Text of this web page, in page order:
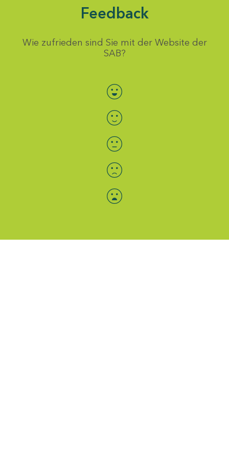
Feedback
Wie zufrieden sind Sie mit der Website der
SAB?
Bewertung auswählen